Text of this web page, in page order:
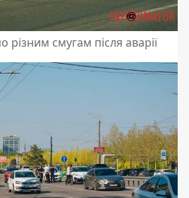
різним смугам після аварії